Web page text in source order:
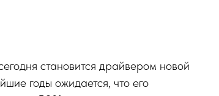
становится драйвером новой
годы ожидается, что его